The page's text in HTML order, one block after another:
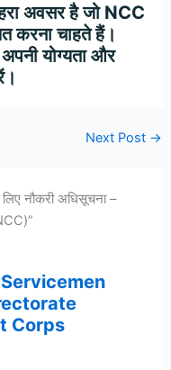
अवसर है जो NCC
करना चाहते हैं।
योग्यता और
Next Post →
नौकरी अधिसूचना –
Corps